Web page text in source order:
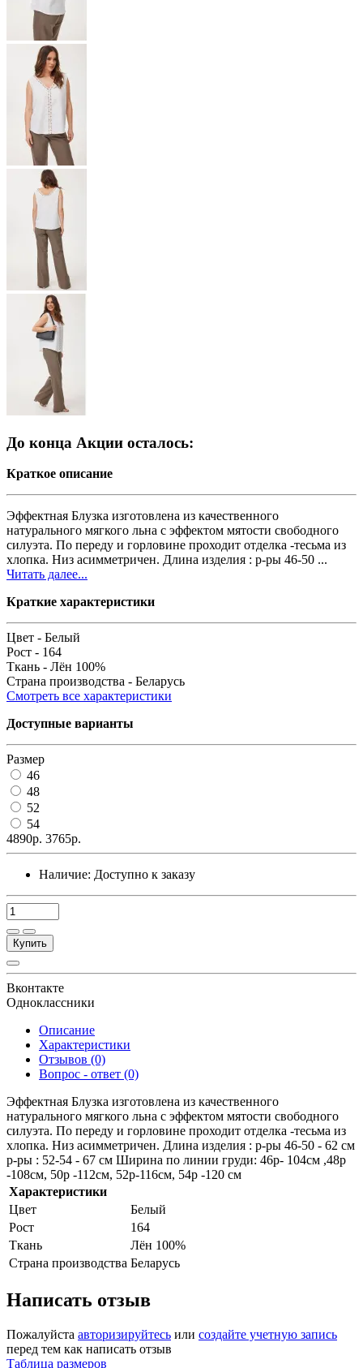
До конца Акции осталось:
Краткое описание
Эффектная Блузка изготовлена из качественного
натурального мягкого льна с эффектом мятости свободного
силуэта. По переду и горловине проходит отделка -тесьма из
хлопка. Низ асимметричен. Длина изделия : р-ры 46-50 ...
Читать далее...
Краткие характеристики
Цвет - Белый
Рост - 164
Ткань - Лён 100%
Страна производства - Беларусь
Смотреть все характеристики
Доступные варианты
Размер
46
48
52
54
4890р. 3765р.
Наличие: Доступно к заказу
Купить
Вконтакте
Одноклассники
Описание
Характеристики
Отзывов (0)
Вопрос - ответ (0)
Эффектная Блузка изготовлена из качественного
натурального мягкого льна с эффектом мятости свободного
силуэта. По переду и горловине проходит отделка -тесьма из
хлопка. Низ асимметричен. Длина изделия : р-ры 46-50 - 62 см
р-ры : 52-54 - 67 см Ширина по линии груди: 46р- 104см ,48р
-108см, 50р -112см, 52р-116см, 54р -120 см
Характеристики
Цвет
Белый
Рост
164
Ткань
Лён 100%
Страна производства Беларусь
Написать отзыв
Пожалуйста авторизируйтесь или создайте учетную запись
перед тем как написать отзыв
Таблица размеров